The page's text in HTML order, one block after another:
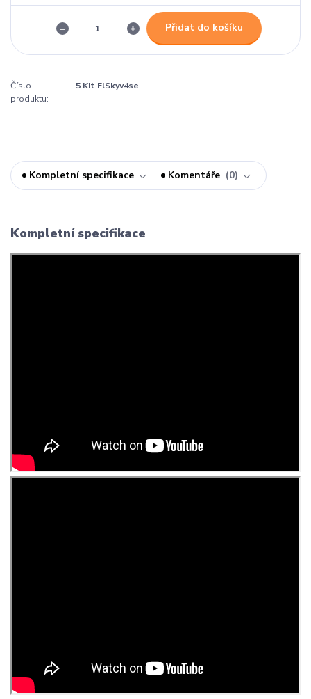
Přidat do košíku
Číslo
produktu:
5 Kit FlSkyv4se
Kompletní specifikace Komentáře 0
Kompletní specifikace